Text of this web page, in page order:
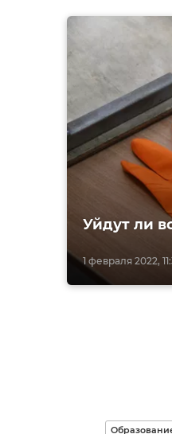
1 февраля 2022,
Уйдут ли